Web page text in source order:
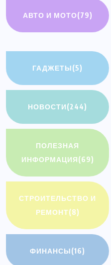
АВТО И МОТО(79)
ГАДЖЕТЫ(5)
НОВОСТИ(244)
ПОЛЕЗНАЯ
ИНФОРМАЦИЯ(69)
СТРОИТЕЛЬСТВО И
РЕМОНТ(8)
ФИНАНСЫ(16)